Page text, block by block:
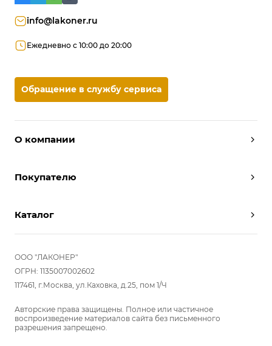
О компании
Условия работы
Отзывы
Вопрос-ответ
Покупателю
Вызвать дизайнера
Реализованные проекты
Комплектуем шкаф-купе
Каталог
Шкафы
Прихожие
Гостиные
Гардеробные
Детские
Кухни
ООО "ЛАКОНЕР"
ОГРН: 1135007002602
117461, г.Москва, ул.Каховка, д.25, пом 1/Ч
Авторские права защищены. Полное или частичное
воспроизведение материалов сайта без письменного
разрешения запрещено.
info@lakoner.ru
Ежедневно с 10:00 до 20:00
Обращение в службу сервиса